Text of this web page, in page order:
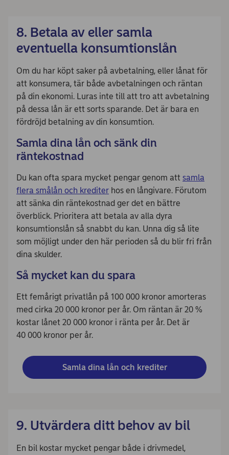
8. Betala av eller samla
eventuella konsumtionslån
Om du har köpt saker på avbetalning, eller lånat för
att konsumera, tär både avbetalningen och räntan
på din ekonomi. Luras inte till att tro att avbetalning
på dessa lån är ett sorts sparande. Det är bara en
fördröjd betalning av din konsumtion.
Samla dina lån och sänk din
räntekostnad
Du kan ofta spara mycket pengar genom att samla
flera smålån och krediter hos en långivare. Förutom
att sänka din räntekostnad ger det en bättre
överblick. Prioritera att betala av alla dyra
konsumtionslån så snabbt du kan. Unna dig så lite
som möjligt under den här perioden så du blir fri från
dina skulder.
Så mycket kan du spara
Ett femårigt privatlån på 100 000 kronor amorteras
med cirka 20 000 kronor per år. Om räntan är 20 %
kostar lånet 20 000 kronor i ränta per år. Det är
40 000 kronor per år.
Samla dina lån och krediter
9. Utvärdera ditt behov av bil
En bil kostar mycket pengar både i drivmedel,